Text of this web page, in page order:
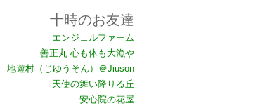
十時のお友達
エンジェルファーム
善正丸 心も体も大漁や
地遊村（じゆうそん）＠Jiuson
天使の舞い降りる丘
安心院の花屋